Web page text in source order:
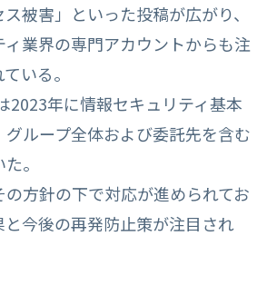
被害」といった投稿が広がり、
業界の専門アカウントからも注
いる。
2023年に情報セキュリティ基本
ループ全体および委託先を含む
。
方針の下で対応が進められてお
と今後の再発防止策が注目され